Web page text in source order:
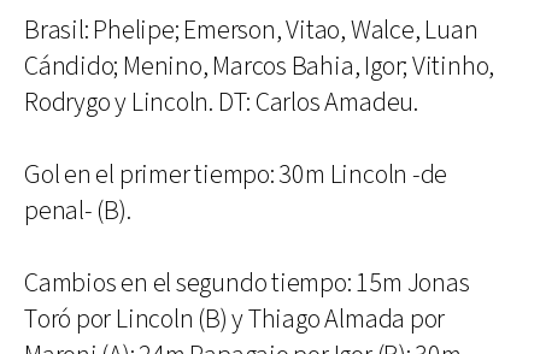
Brasil: Phelipe; Emerson, Vitao, Walce, Luan
Cándido; Menino, Marcos Bahia, Igor; Vitinho,
Rodrygo y Lincoln. DT: Carlos Amadeu.
Gol en el primer tiempo: 30m Lincoln -de
penal- (B).
Cambios en el segundo tiempo: 15m Jonas
Toró por Lincoln (B) y Thiago Almada por